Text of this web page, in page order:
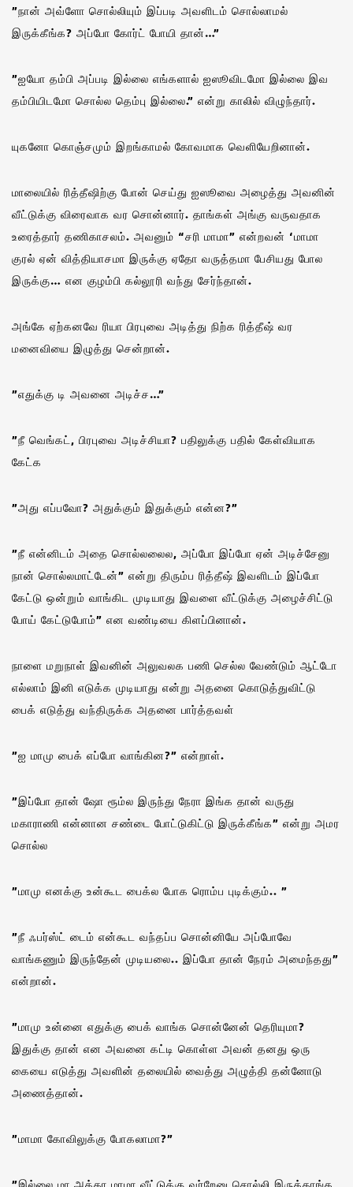
”நான் அவ்ளோ சொல்லியும் இப்படி அவளிடம் சொல்லாமல்
இருக்கீங்க? அப்போ கோர்ட் போயி தான்…”
”ஐயோ தம்பி அப்படி இல்லை எங்களால் ஐஸூவிடமோ இல்லை இவ
தம்பியிடமோ சொல்ல தெம்பு இல்லை.” என்று காலில் விழுந்தார்.
யுகனோ கொஞ்சமும் இறங்காமல் கோவமாக வெளியேறினான்.
மாலையில் ரித்தீஷிற்கு போன் செய்து ஐஸூவை அழைத்து அவனின்
வீட்டுக்கு விரைவாக வர சொன்னார். தாங்கள் அங்கு வருவதாக
உரைத்தார் தணிகாசலம். அவனும் “சரி மாமா” என்றவன் ‘மாமா
குரல் ஏன் வித்தியாசமா இருக்கு ஏதோ வருத்தமா பேசியது போல
இருக்கு… என குழம்பி கல்லூரி வந்து சேர்ந்தான்.
அங்கே ஏற்கனவே ரியா பிரபுவை அடித்து நிற்க ரித்தீஷ் வர
மனைவியை இழுத்து சென்றான்.
”எதுக்கு டி அவனை அடிச்ச…”
”நீ வெங்கட், பிரபுவை அடிச்சியா? பதிலுக்கு பதில் கேள்வியாக
கேட்க
”அது எப்பவோ? அதுக்கும் இதுக்கும் என்ன?”
”நீ என்னிடம் அதை சொல்லலைல, அப்போ இப்போ ஏன் அடிச்சேனு
நான் சொல்லமாட்டேன்” என்று திரும்ப ரித்தீஷ் இவளிடம் இப்போ
கேட்டு ஒன்றும் வாங்கிட முடியாது இவளை வீட்டுக்கு அழைச்சிட்டு
போய் கேட்டுபோம்” என வண்டியை கிளப்பினான்.
நாளை மறுநாள் இவனின் அலுவலக பணி செல்ல வேண்டும் ஆட்டோ
எல்லாம் இனி எடுக்க முடியாது என்று அதனை கொடுத்துவிட்டு
பைக் எடுத்து வந்திருக்க அதனை பார்த்தவள்
”ஐ மாமு பைக் எப்போ வாங்கின?” என்றாள்.
”இப்போ தான் ஷோ ரூம்ல இருந்து நேரா இங்க தான் வருது
மகாராணி என்னான சண்டை போட்டுகிட்டு இருக்கீங்க” என்று அமர
சொல்ல
”மாமு எனக்கு உன்கூட பைக்ல போக ரொம்ப புடிக்கும்.. ”
”நீ ஃபர்ஸ்ட் டைம் என்கூட வந்தப்ப சொன்னியே அப்போவே
வாங்கணும் இருந்தேன் முடியலை.. இப்போ தான் நேரம் அமைந்தது”
என்றான்.
”மாமு உன்னை எதுக்கு பைக் வாங்க சொன்னேன் தெரியுமா?
இதுக்கு தான் என அவனை கட்டி கொள்ள அவன் தனது ஒரு
கையை எடுத்து அவளின் தலையில் வைத்து அழுத்தி தன்னோடு
அணைத்தான்.
”மாமா கோவிலுக்கு போகலாமா?”